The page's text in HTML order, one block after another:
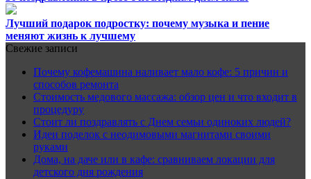
Лучший подарок подростку: почему музыка и пение
меняют жизнь к лучшему
Свежие записи
Почему кофемашина наливает мало кофе: 5 причин и
способов ремонта
Стоимость медового массажа: обзор цен и что входит в
процедуру
Стоит ли поздравлять с Днем семьи одиноких людей?
Идеи поделок с неодимовыми магнитами своими
руками
Дома, на даче или в кафе: сравниваем локации для
детского дня рождения